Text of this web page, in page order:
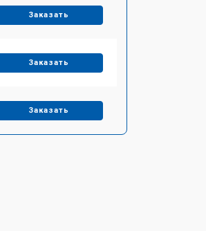
Заказать
Заказать
Заказать